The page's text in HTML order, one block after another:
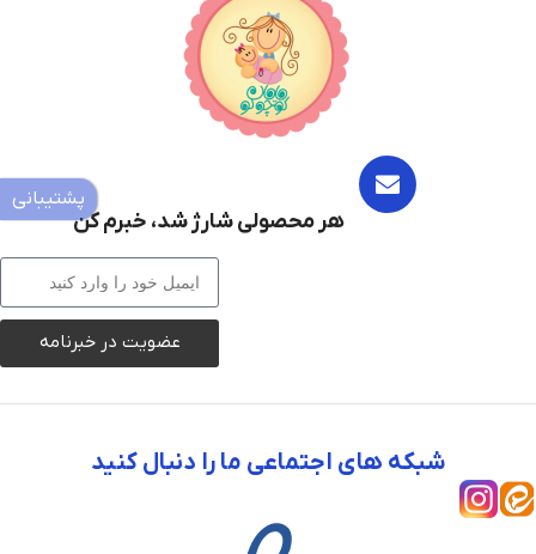
هر محصولی شارژ شد، خبرم کن
عضویت در خبرنامه
شبکه های اجتماعی ما را دنبال کنید
پشتیبانی